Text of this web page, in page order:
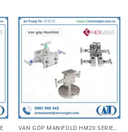
VAN GÓP MANIFOLD HM20 SERIES HEX VALVE